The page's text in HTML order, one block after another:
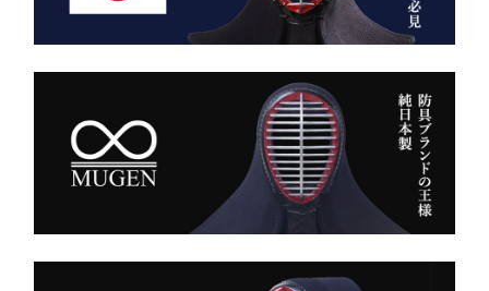
深みある色合いと、驚くほ
どの軽やかさを兼ね備え、
手にした瞬間、ふわりと温
がりです。
また、日本製の高精度アイ
ロン技術と熟練の縫製によ
り、
感を放つ――それがベルベ
ットの力です。
派手ではない。だが、圧倒
的にかっこいい。
強い選手ほど、道具にも品
格を求める。その感性に応
える竹刀袋です。
内側は大切な竹刀をやさし